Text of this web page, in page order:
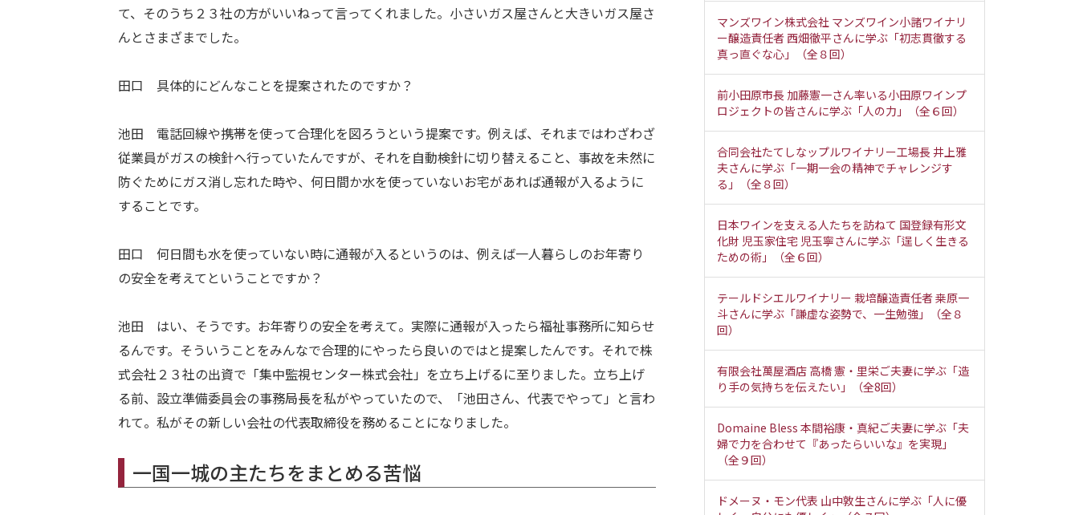
て、そのうち２３社の方がいいねって言ってくれました。小さいガス屋さんと大きいガス屋さ
んとさまざまでした。
田口 具体的にどんなことを提案されたのですか？
池田 電話回線や携帯を使って合理化を図ろうという提案です。例えば、それまではわざわざ
従業員がガスの検針へ行っていたんですが、それを自動検針に切り替えること、事故を未然に
防ぐためにガス消し忘れた時や、何日間か水を使っていないお宅があれば通報が入るように
することです。
田口 何日間も水を使っていない時に通報が入るというのは、例えば一人暮らしのお年寄り
の安全を考えてということですか？
池田 はい、そうです。お年寄りの安全を考えて。実際に通報が入ったら福祉事務所に知らせ
るんです。そういうことをみんなで合理的にやったら良いのではと提案したんです。それで株
式会社２３社の出資で「集中監視センター株式会社」を立ち上げるに至りました。立ち上げ
る前、設立準備委員会の事務局長を私がやっていたので、「池田さん、代表でやって」と言わ
れて。私がその新しい会社の代表取締役を務めることになりました。
一国一城の主たちをまとめる苦悩
マンズワイン株式会社 マンズワイン小諸ワイナリ
ー醸造責任者 西畑徹平さんに学ぶ「初志貫徹する
真っ直ぐな心」（全８回）
前小田原市長 加藤憲一さん率いる小田原ワインプ
ロジェクトの皆さんに学ぶ「人の力」（全６回）
合同会社たてしなップルワイナリー工場長 井上雅
夫さんに学ぶ「一期一会の精神でチャレンジす
る」（全８回）
日本ワインを支える人たちを訪ねて 国登録有形文
化財 児玉家住宅 児玉寧さんに学ぶ「逞しく生きる
ための術」（全６回）
テールドシエルワイナリー 栽培醸造責任者 桒原一
斗さんに学ぶ「謙虚な姿勢で、一生勉強」（全８
回）
有限会社萬屋酒店 高橋 憲・里栄ご夫妻に学ぶ「造
り手の気持ちを伝えたい」（全8回）
Domaine Bless 本間裕康・真紀ご夫妻に学ぶ「夫
婦で力を合わせて『あったらいいな』を実現」
（全９回）
ドメーヌ・モン代表 山中敦生さんに学ぶ「人に優